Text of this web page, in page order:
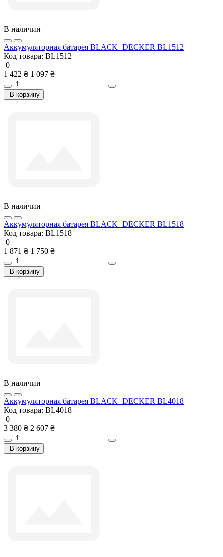
В наличии
Аккумуляторная батарея BLACK+DECKER BL1512
Код товара: BL1512
0
1 422 ₴ 1 097 ₴
В корзину
В наличии
Аккумуляторная батарея BLACK+DECKER BL1518
Код товара: BL1518
0
1 871 ₴ 1 750 ₴
В корзину
В наличии
Аккумуляторная батарея BLACK+DECKER BL4018
Код товара: BL4018
0
3 380 ₴ 2 607 ₴
В корзину